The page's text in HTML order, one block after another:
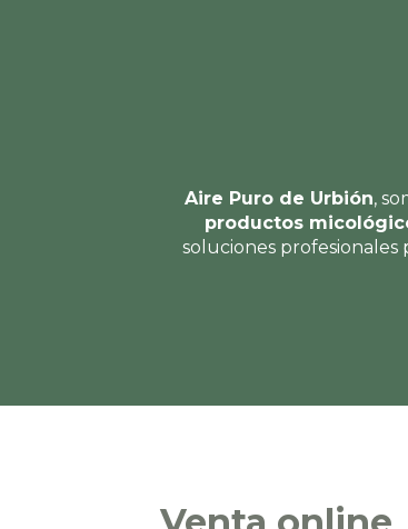
Aire Puro de Urbión,
productos
soluciones profesionales